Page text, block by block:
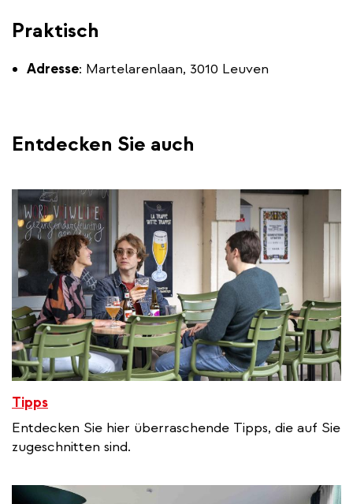
Praktisch
Adresse: Martelarenlaan, 3010 Leuven
Entdecken Sie auch
Tipps
Entdecken Sie hier überraschende Tipps, die auf Sie
zugeschnitten sind.